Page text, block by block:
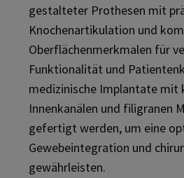
gestalteter Prothesen mit
Knochenartikulation und
Oberflächenmerkmalen für
Funktionalität und
medizinische Implantate mit
Innenkanälen und filigranen
gefertigt werden, um eine
Gewebeintegration und
gewährleisten.